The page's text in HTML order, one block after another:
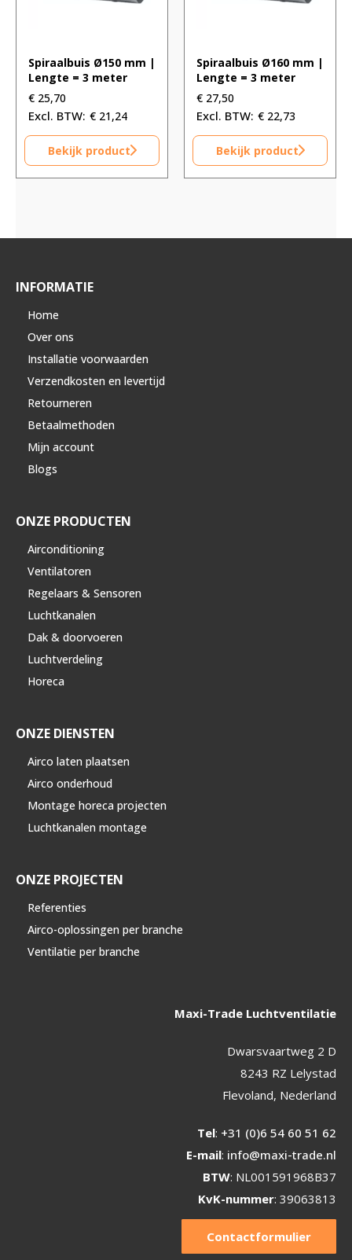
Spiraalbuis Ø150 mm |
Lengte = 3 meter
€ 25,70
€ 21,24
Bekijk product
Spiraalbuis Ø160 mm |
Lengte = 3 meter
€ 27,50
€ 22,73
Bekijk product
INFORMATIE
Home
Over ons
Installatie voorwaarden
Verzendkosten en levertijd
Retourneren
Betaalmethoden
Mijn account
Blogs
ONZE PRODUCTEN
Airconditioning
Ventilatoren
Regelaars & Sensoren
Luchtkanalen
Dak & doorvoeren
Luchtverdeling
Horeca
ONZE DIENSTEN
Airco laten plaatsen
Airco onderhoud
Montage horeca projecten
Luchtkanalen montage
ONZE PROJECTEN
Referenties
Airco-oplossingen per branche
Ventilatie per branche
Maxi-Trade Luchtventilatie
Dwarsvaartweg 2 D
8243 RZ Lelystad
Flevoland, Nederland
Tel: +31 (0)6 54 60 51 62
E-mail: info@maxi-trade.nl
BTW: NL001591968B37
KvK-nummer: 39063813
Contactformulier